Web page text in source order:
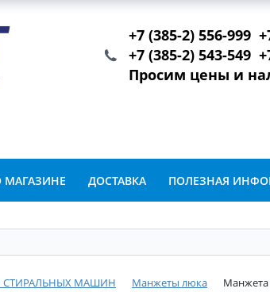
+7 (385-2) 556-999
+7 (385-2) 543-549
Просим цены и
МАГАЗИНЕ ДОСТАВКА ПОЛЕЗНАЯ
СТИРАЛЬНЫХ МАШИН Манжеты люка Манжета